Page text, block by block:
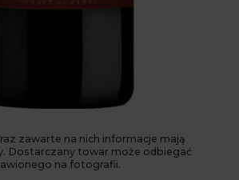
zawarte na nich informacje mają
Dostarczany towar może odbiegać
na fotografii.